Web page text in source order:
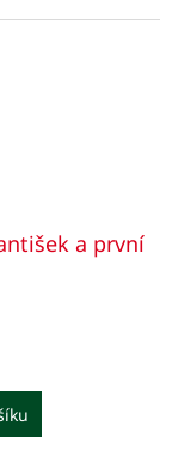
a první